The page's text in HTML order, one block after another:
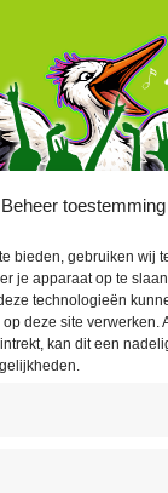
Beheer toestemming
bieden, gebruiken wij
je apparaat op te
technologieën
deze site verwerken.
kan dit een